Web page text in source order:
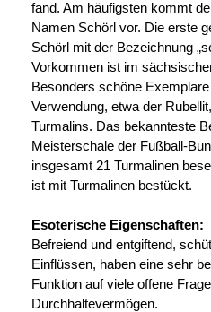
fand. Am häufigsten kommt
Namen Schörl vor. Die erste
Schörl mit der Bezeichnung
Vorkommen ist im
Besonders schöne
Verwendung, etwa der
Turmalins. Das bekannteste
Meisterschale der Fußball-
insgesamt 21 Turmalinen
ist mit Turmalinen bestückt.
Esoterische Eigenschaften:
Befreiend und entgiftend,
Einflüssen, haben eine sehr
Funktion auf viele offene
Durchhaltevermögen.